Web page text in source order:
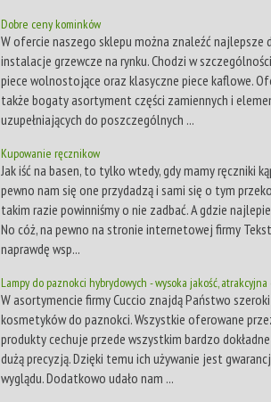
Dobre ceny kominków
W ofercie naszego sklepu można znaleźć najlepsze
instalacje grzewcze na rynku. Chodzi w
piece wolnostojące oraz klasyczne piece kaflowe.
także bogaty asortyment części zamiennych i
uzupełniających do poszczególnych ...
Kupowanie ręcznikow
Jak iść na basen, to tylko wtedy, gdy mamy ręczniki
pewno nam się one przydadzą i sami się o tym
takim razie powinniśmy o nie zadbać. A gdzie
No cóż, na pewno na stronie internetowej firmy
naprawdę wsp...
Lampy do paznokci hybrydowych - wysoka jakość,
W asortymencie firmy Cuccio znajdą Państwo
kosmetyków do paznokci. Wszystkie oferowane
produkty cechuje przede wszystkim bardzo
dużą precyzją. Dzięki temu ich używanie jest
wyglądu. Dodatkowo udało nam ...